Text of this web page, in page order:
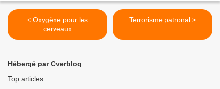
< Oxygène pour les
cerveaux
Terrorisme patronal >
Hébergé par Overblog
Top articles